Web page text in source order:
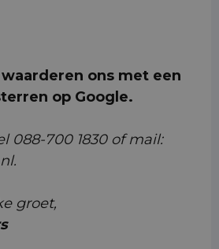
ons met een
op Google.
088-700 1830 of mail:
groet,